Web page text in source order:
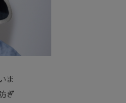
ま
ぎ